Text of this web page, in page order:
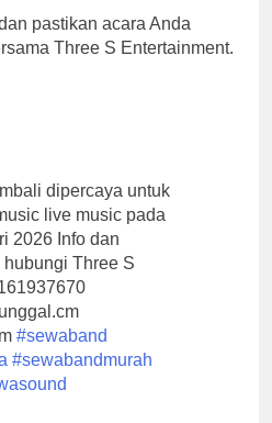
pastikan acara Anda
Three S Entertainment.
dipercaya untuk
live music pada
2026 Info dan
Three S
#sewaband
#sewabandmurah